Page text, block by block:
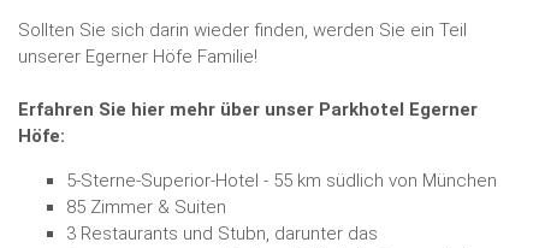
Sollten Sie sich darin wieder finden, werden Sie ein Teil
unserer Egerner Höfe Familie!
Erfahren Sie hier mehr über unser Parkhotel Egerner
Höfe:
5-Sterne-Superior-Hotel - 55 km südlich von München
85 Zimmer & Suiten
3 Restaurants und Stubn, darunter das